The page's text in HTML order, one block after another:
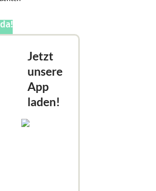
Jetzt
unsere
App
laden!